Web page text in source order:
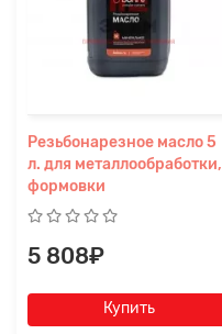
Резьбонарезное масло 5
л. для металлообработки,
формовки
5 808₽
Купить